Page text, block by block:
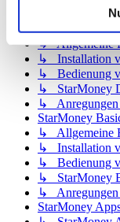
↳ Inhalte
StarMoney
↳ Allgemeine
↳ Installation
↳ Bedienung
↳ StarMoney
↳ Anregungen
StarMoney
↳ Allgemeine
↳ Installation
↳ Bedienung
↳ StarMoney
↳ Anregungen
StarMoney